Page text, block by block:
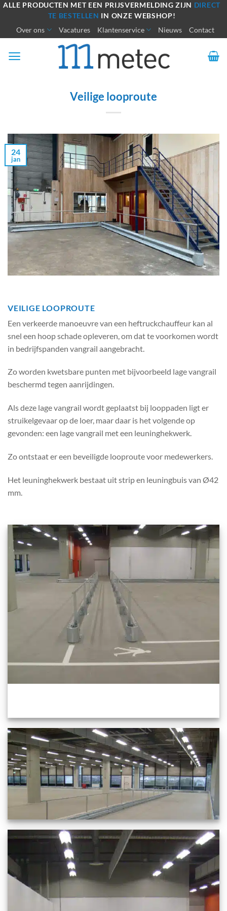
Ga
inhoud
ALLE PRODUCTEN MET EEN PRIJSVERMELDING ZIJN DIRECT
TE BESTELLEN IN ONZE WEBSHOP!
Over ons Vacatures Klantenservice Nieuws Contact
Veilige looproute
24
jan
VEILIGE LOOPROUTE
Een verkeerde manoeuvre van een heftruckchauffeur kan al
snel een hoop schade opleveren, om dat te voorkomen wordt
in bedrijfspanden vangrail aangebracht.
Zo worden kwetsbare punten met bijvoorbeeld lage vangrail
beschermd tegen aanrijdingen.
Als deze lage vangrail wordt geplaatst bij looppaden ligt er
struikelgevaar op de loer, maar daar is het volgende op
gevonden: een lage vangrail met een leuninghekwerk.
Zo ontstaat er een beveiligde looproute voor medewerkers.
Het leuninghekwerk bestaat uit strip en leuningbuis van Ø42
mm.